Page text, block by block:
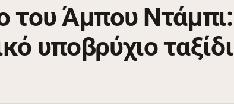
του Άμπου Ντάμπι:
υποβρύχιο ταξίδι